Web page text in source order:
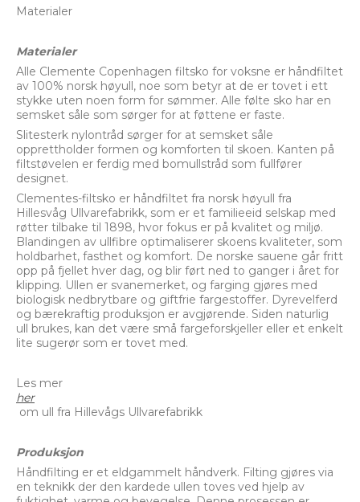
Materialer
Materialer
Alle Clemente Copenhagen filtsko for voksne er håndfiltet
av 100% norsk høyull, noe som betyr at de er tovet i ett
stykke uten noen form for sømmer. Alle følte sko har en
semsket såle som sørger for at føttene er faste.
Slitesterk nylontråd sørger for at semsket såle
opprettholder formen og komforten til skoen. Kanten på
filtstøvelen er ferdig med bomullstråd som fullfører
designet.
Clementes-filtsko er håndfiltet fra norsk høyull fra
Hillesvåg Ullvarefabrikk, som er et familieeid selskap med
røtter tilbake til 1898, hvor fokus er på kvalitet og miljø.
Blandingen av ullfibre optimaliserer skoens kvaliteter, som
holdbarhet, fasthet og komfort. De norske sauene går fritt
opp på fjellet hver dag, og blir ført ned to ganger i året for
klipping. Ullen er svanemerket, og farging gjøres med
biologisk nedbrytbare og giftfrie fargestoffer. Dyrevelferd
og bærekraftig produksjon er avgjørende. Siden naturlig
ull brukes, kan det være små fargeforskjeller eller et enkelt
lite sugerør som er tovet med.
Les mer
her
om ull fra Hillevågs Ullvarefabrikk
Produksjon
Håndfilting er et eldgammelt håndverk. Filting gjøres via
en teknikk der den kardede ullen toves ved hjelp av